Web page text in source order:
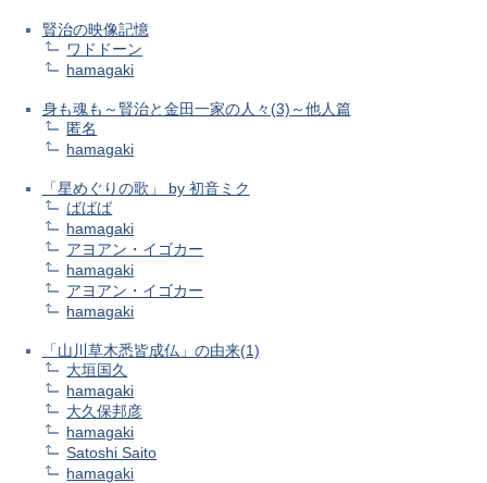
賢治の映像記憶
ワドドーン
hamagaki
身も魂も～賢治と金田一家の人々(3)～他人篇
匿名
hamagaki
「星めぐりの歌」 by 初音ミク
ばばば
hamagaki
アヨアン・イゴカー
hamagaki
アヨアン・イゴカー
hamagaki
「山川草木悉皆成仏」の由来(1)
大垣国久
hamagaki
大久保邦彦
hamagaki
Satoshi Saito
hamagaki